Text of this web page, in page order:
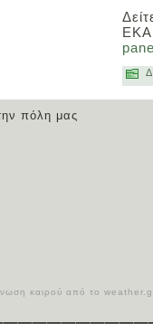
πόλη μας
καιρού από το